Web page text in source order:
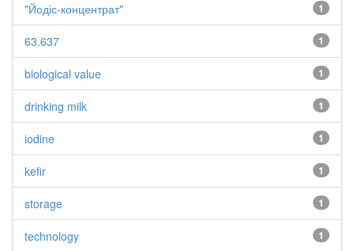
1
"Йодіс-концентрат"
1
63.637
1
biological value
1
drinking milk
1
iodine
1
kefir
1
storage
1
technology